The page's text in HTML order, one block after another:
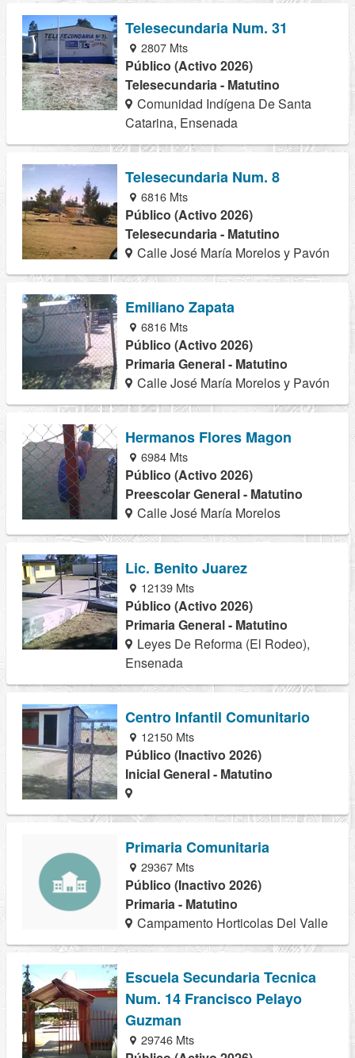
Telesecundaria Num. 31
2807 Mts
Público (Activo 2026)
Telesecundaria - Matutino
Comunidad Indígena De Santa
Catarina, Ensenada
Telesecundaria Num. 8
6816 Mts
Público (Activo 2026)
Telesecundaria - Matutino
Calle José María Morelos y Pavón
Emiliano Zapata
6816 Mts
Público (Activo 2026)
Primaria General - Matutino
Calle José María Morelos y Pavón
Hermanos Flores Magon
6984 Mts
Público (Activo 2026)
Preescolar General - Matutino
Calle José María Morelos
Lic. Benito Juarez
12139 Mts
Público (Activo 2026)
Primaria General - Matutino
Leyes De Reforma (El Rodeo),
Ensenada
Centro Infantil Comunitario
12150 Mts
Público (Inactivo 2026)
Inicial General - Matutino
Primaria Comunitaria
29367 Mts
Público (Inactivo 2026)
Primaria - Matutino
Campamento Horticolas Del Valle
Escuela Secundaria Tecnica
Num. 14 Francisco Pelayo
Guzman
29746 Mts